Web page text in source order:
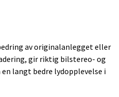
av originalanlegget eller
gir riktig bilstereo- og
langt bedre lydopplevelse i